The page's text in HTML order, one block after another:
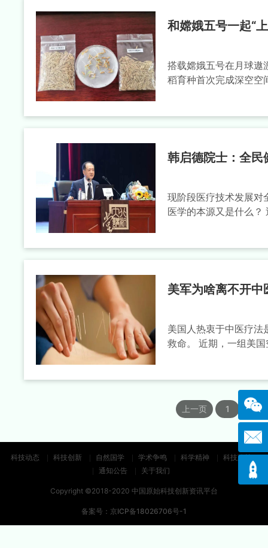
和嫦娥五号一起“
搭载嫦娥五号在月球遨
稻育种首次完成深空空
韩启德院士：全民
现阶段医疗技术发展对
医学的本源又是什么
美军为啥离不开中
美国人热衷于中医疗法
救命。 近期，一组美
上一页 1 2
科技动态 科技创新 自然国学 学术争鸣 科学精神
科技政策
通知公告
关于我们
Copyright ©2018-2020 中国原始科技创新资讯平台
备案号： 京ICP备18026706号-1